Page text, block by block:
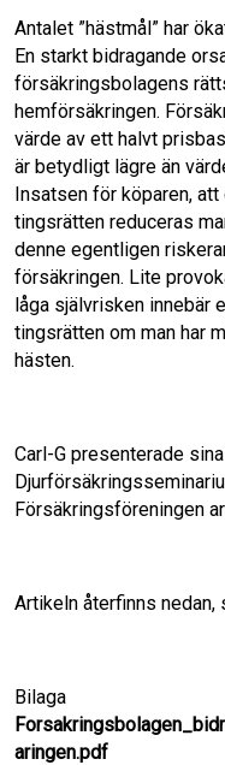
c
e
b
o
o
i
n
t
a
i
l
Antalet ”hästmål” har
En starkt bidragande
försäkringsbolagens
hemförsäkringen.
värde av ett halvt
är betydligt lägre än
Insatsen för köparen,
tingsrätten reduceras
denne egentligen
försäkringen. Lite
låga självrisken innebär
tingsrätten om man har
hästen.
Carl-G presenterade
Försäkringsföreningen
Artikeln återfinns nedan,
Bilaga
aringen.pdf